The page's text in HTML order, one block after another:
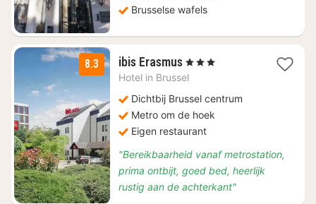
Brusselse wafels
8.3 ibis Erasmus1
nacht
€
85
, 3 Sterren
Hotel in Brussel
Dichtbij Brussel centrum
Metro om de hoek
Eigen restaurant
"Bereikbaarheid vanaf metrostation,
prima ontbijt, goed bed, heerlijk
rustig aan de achterkant"